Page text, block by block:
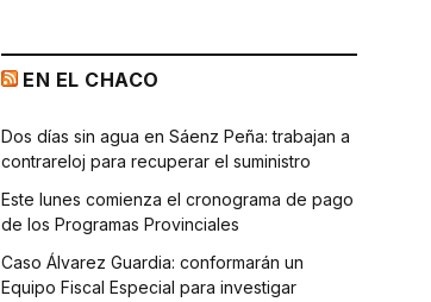
EN EL CHACO
Dos días sin agua en Sáenz Peña: trabajan a
contrareloj para recuperar el suministro
Este lunes comienza el cronograma de pago
de los Programas Provinciales
Caso Álvarez Guardia: conformarán un
Equipo Fiscal Especial para investigar